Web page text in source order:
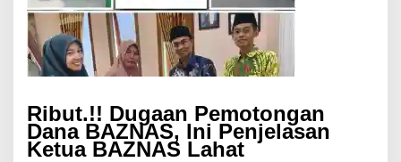
Ribut.!! Dugaan Pemotongan
Dana BAZNAS, Ini Penjelasan
Ketua BAZNAS Lahat